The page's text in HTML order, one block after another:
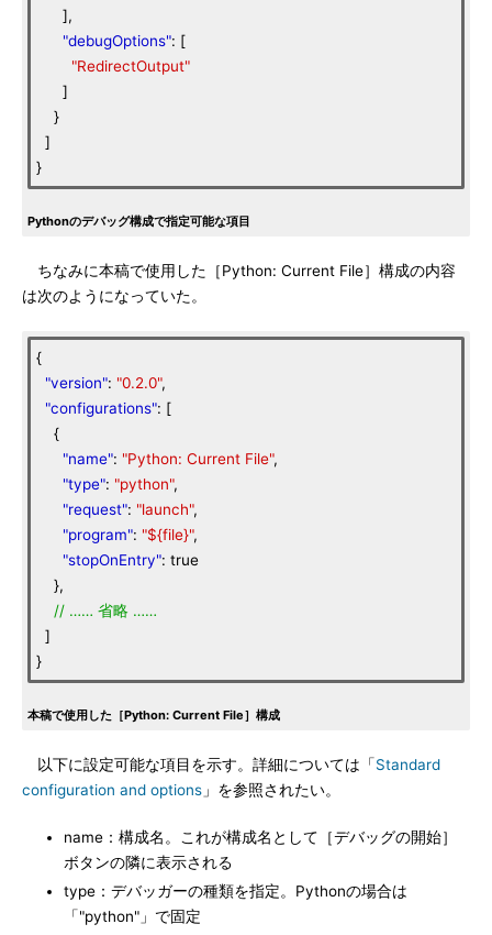
],
"debugOptions": [
"RedirectOutput"
]
}
]
}
Pythonのデバッグ構成で指定可能な項目
ちなみに本稿で使用した［Python: Current File］構成の内容
は次のようになっていた。
{
"version": "0.2.0",
"configurations": [
{
"name": "Python: Current File",
"type": "python",
"request": "launch",
"program": "${file}",
"stopOnEntry": true
},
// …… 省略 ……
]
}
本稿で使用した［Python: Current File］構成
以下に設定可能な項目を示す。詳細については「Standard
configuration and options 」を参照されたい。
name：構成名。これが構成名として［デバッグの開始］
ボタンの隣に表示される
type：デバッガーの種類を指定。Pythonの場合は
「"python"」で固定